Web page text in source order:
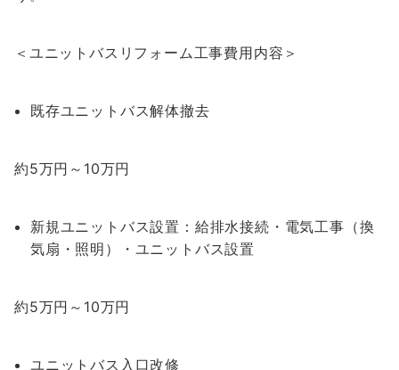
＜ユニットバスリフォーム工事費用内容＞
既存ユニットバス解体撤去
約5万円～10万円
新規ユニットバス設置：給排水接続・電気工事（換
気扇・照明）・ユニットバス設置
約5万円～10万円
ユニットバス入口改修